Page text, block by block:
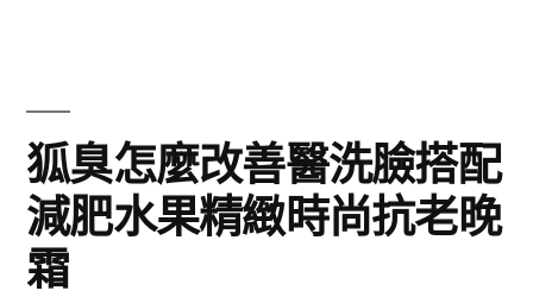
狐臭怎麼改善醫洗臉搭配
減肥水果精緻時尚抗老晚
霜